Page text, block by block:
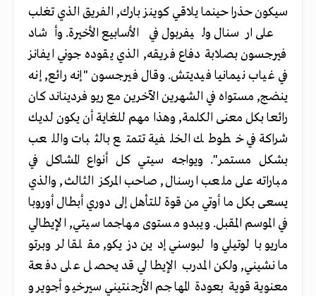
سيكون حذرا حينما يلاقي كوينز بارك, الفريق الذي تغلب
على ارسنال وليفربول في الأسابيع الأخيرة. وأشاد
فيرجسون بصلابة دفاع فريقه, الذي يقوده جوني ايفانز
في غياب نيمانيا فيديتش. وقال فيرجسون "إنه رائع, إنه
ينضج, مستواه في الشهرين الآخرين مع ريو فرديناند كان
رائعا بكل معنى الكلمة, وهذا مهم للغاية أن يكون لديك
شراكة في خطوطك الخلفية تتمتع بالثبات واللعب
بشكل مستمر". ويواجه سيتي كل أنواع المشاكل في
مباراته على ملعب ارسنال, صاحب المركز الثالث, والذي
يسعى بكل ما أوتي من قوة للتأهل إلى دوري أبطال أوروبا
في الموسم المقبل. ويبدو مستوى مهاجما سيتي, الإيطالي
ماريو بالوتيلي والبوسني إدين دزيكو, مقلقا لروبرتو
مانشيني, ولكن المدرب الإيطالي قد يحصل على دفعة
معنوية قوية بعودة المهاجم الأرجنتيني سيرخيو أجويرو